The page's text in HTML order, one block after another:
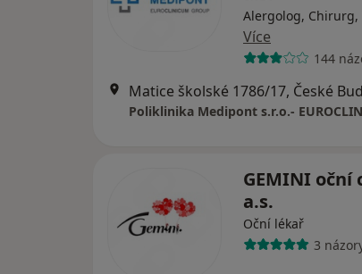
Alergolog, Chirurg,
Více
144
Poliklinika Medipont s.r.o.-
GEMINI oční
a.s.
Oční lékař
3